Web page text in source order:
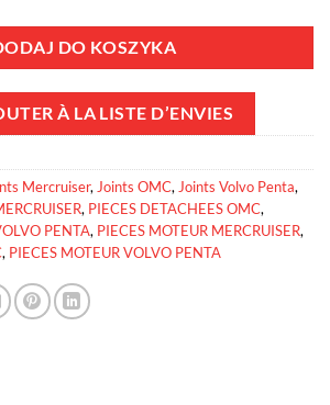
DO KOSZYKA
À LA LISTE D’ENVIES
Mercruiser, Joints OMC, Joints Volvo Penta,
, PIECES DETACHEES OMC,
PENTA, PIECES MOTEUR MERCRUISER,
, PIECES MOTEUR VOLVO PENTA